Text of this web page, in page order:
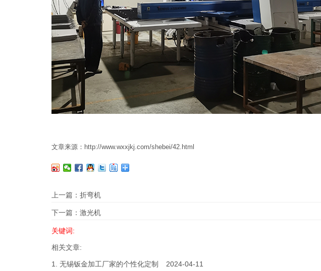
文章来源：http://www.wxxjkj.com/shebei/42.html
上一篇： 折弯机
下一篇： 激光机
关键词:
相关文章:
1. 无锡钣金加工厂家的个性化定制 2024-04-11